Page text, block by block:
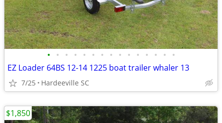
• • • • • • • • • • • • • • •
EZ Loader 64BS 12-14 1225 boat trailer whaler 13
7/25 Hardeeville SC
$1,850